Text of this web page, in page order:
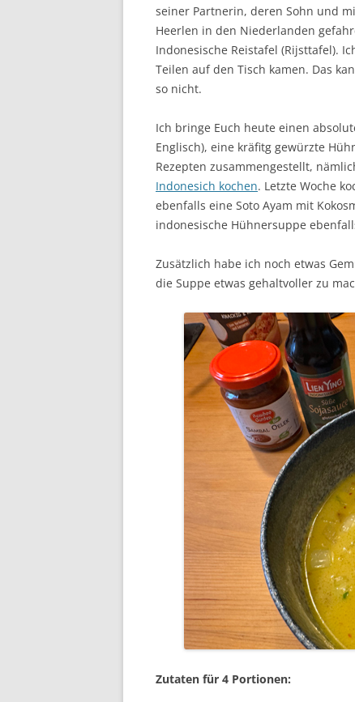
seiner Partnerin, deren Sohn und
Heerlen in den Niederlanden
Indonesische Reistafel (Rijsttafel).
Teilen auf den Tisch kamen. Das
so nicht.
Ich bringe Euch heute einen
Englisch), eine kräfitg gewürzte
Rezepten zusammengestellt,
Indonesich kochen. Letzte Woche
ebenfalls eine Soto Ayam mit
indonesische Hühnersuppe
Zusätzlich habe ich noch etwas
die Suppe etwas gehaltvoller zu
Zutaten für 4 Portionen: